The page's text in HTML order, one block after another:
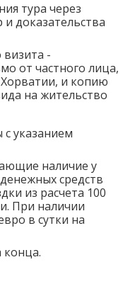
тура через
доказательства
визита -
от частного лица,
и копию
на жительство
указанием
наличие у
средств
из расчета 100
При наличии
в сутки на
конца.